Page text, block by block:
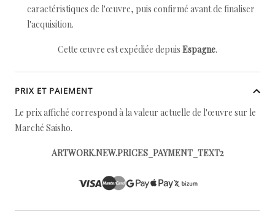
caractéristiques de l'œuvre, puis confirmé avant de finaliser
l'acquisition.
Cette œuvre est expédiée depuis Espagne.
PRIX ET PAIEMENT
Le prix affiché correspond à la valeur actuelle de l'œuvre sur le
Marché Saisho.
ARTWORK.NEW.PRICES_PAYMENT_TEXT2